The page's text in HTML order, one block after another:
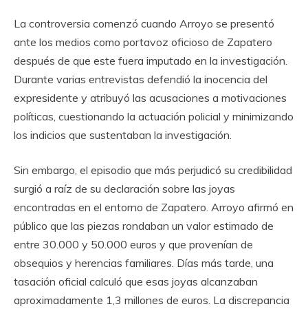
La controversia comenzó cuando Arroyo se presentó
ante los medios como portavoz oficioso de Zapatero
después de que este fuera imputado en la investigación.
Durante varias entrevistas defendió la inocencia del
expresidente y atribuyó las acusaciones a motivaciones
políticas, cuestionando la actuación policial y minimizando
los indicios que sustentaban la investigación.
Sin embargo, el episodio que más perjudicó su credibilidad
surgió a raíz de su declaración sobre las joyas
encontradas en el entorno de Zapatero. Arroyo afirmó en
público que las piezas rondaban un valor estimado de
entre 30.000 y 50.000 euros y que provenían de
obsequios y herencias familiares. Días más tarde, una
tasación oficial calculó que esas joyas alcanzaban
aproximadamente 1,3 millones de euros. La discrepancia